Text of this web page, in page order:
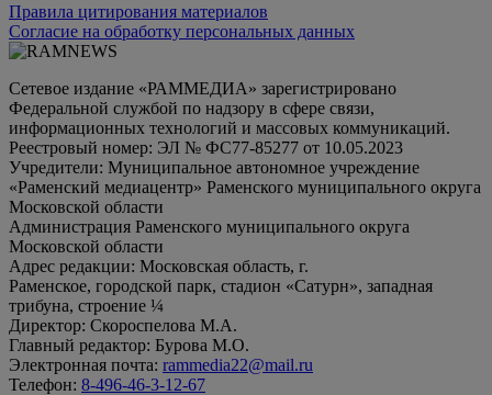
Правила цитирования материалов
Согласие на обработку персональных данных
Сетевое издание «РАММЕДИА» зарегистрировано
Федеральной службой по надзору в сфере связи,
информационных технологий и массовых коммуникаций.
Реестровый номер: ЭЛ № ФС77-85277 от 10.05.2023
Учредители: Муниципальное автономное учреждение
«Раменский медиацентр» Раменского муниципального округа
Московской области
Администрация Раменского муниципального округа
Московской области
Адрес редакции: Московская область, г.
Раменское, городской парк, стадион «Сатурн», западная
трибуна, строение ¼
Директор: Скороспелова М.А.
Главный редактор: Бурова М.О.
Электронная почта: rammedia22@mail.ru
Телефон: 8-496-46-3-12-67